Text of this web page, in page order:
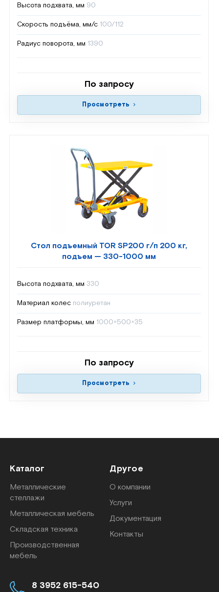
Высота подхвата, мм 90
Скорость подъёма, мм/с 100/112
Радиус поворота, мм 1390
По запросу
Просмотреть
Стол подъемный TOR SP200 г/п 200 кг,
подъем — 330-1000 мм
Высота подхвата, мм 330
Материал колес полиуретан
Размер платформы, мм 1000×500×35
По запросу
Просмотреть
Каталог
Металлические
стеллажи
Металлическая мебель
Складская техника
Производственная
мебель
Другое
О компании
Услуги
Документация
Контакты
8 3952 615-540